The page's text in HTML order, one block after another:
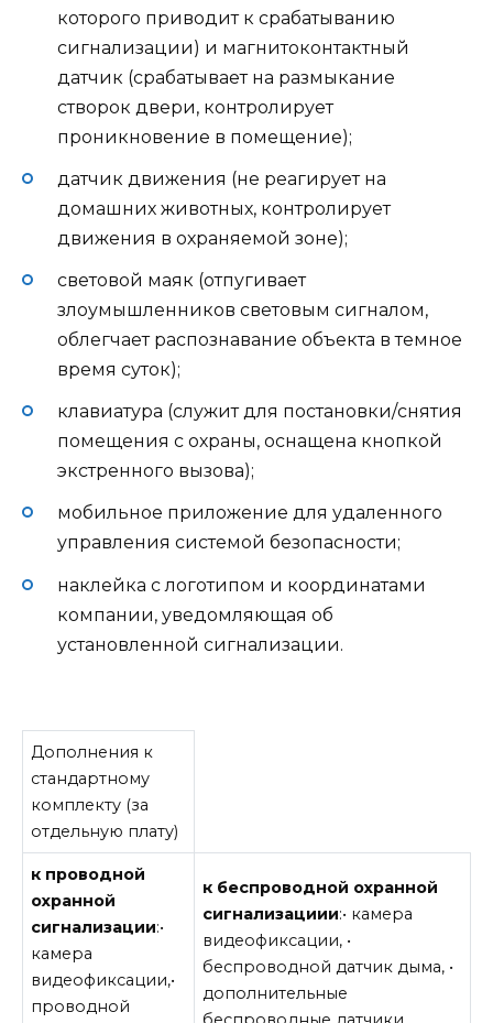
которого приводит к срабатыванию
сигнализации) и магнитоконтактный
датчик (срабатывает на размыкание
створок двери, контролирует
проникновение в помещение);
датчик движения (не реагирует на
домашних животных, контролирует
движения в охраняемой зоне);
световой маяк (отпугивает
злоумышленников световым сигналом,
облегчает распознавание объекта в темное
время суток);
клавиатура (служит для постановки/снятия
помещения с охраны, оснащена кнопкой
экстренного вызова);
мобильное приложение для удаленного
управления системой безопасности;
наклейка с логотипом и координатами
компании, уведомляющая об
установленной сигнализации.
Дополнения к
стандартному
комплекту (за
отдельную плату)
к проводной
охранной
сигнализации:•
камера
видеофиксации,•
проводной
к беспроводной охранной
сигнализациии:• камера
видеофиксации, •
беспроводной датчик дыма, •
дополнительные